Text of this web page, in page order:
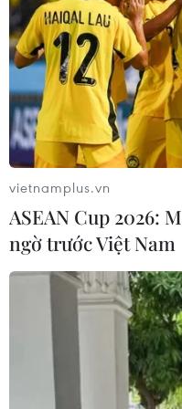
Phim Việt lần thứ tư
chương trình chiếu
Berlin
10/08/2026 02:28
Chuỗi chương trình
tỏa tinh thần hiếu
09/08/2026 15:02
Đà Nẵng: Sôi
động giao lưu tại Lễ
Hàn Quốc
vietnamplus.vn
ASEAN Cup 2026:
ngờ trước Việt Nam